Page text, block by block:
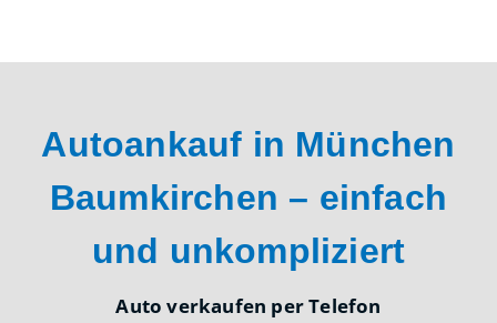
Autoankauf in München
Baumkirchen – einfach
und unkompliziert
Auto verkaufen per Telefon